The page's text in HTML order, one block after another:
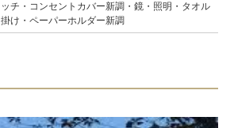
ッチ・コンセントカバー新調・鏡・照明・タオル
掛け・ペーパーホルダー新調